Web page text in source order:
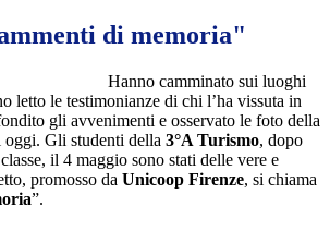
di memoria"
Hanno camminato sui luoghi
letto le testimonianze di chi l’ha vissuta in
gli avvenimenti e osservato le foto della
Gli studenti della 3°A Turismo, dopo
il 4 maggio sono stati delle vere e
promosso da Unicoop Firenze, si chiama
”.